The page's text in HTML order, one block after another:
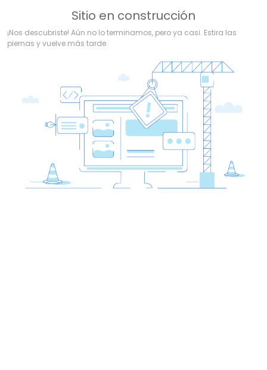
Sitio en construcción
¡Nos descubriste! Aún no lo terminamos, pero ya casi. Estira las
piernas y vuelve más tarde.